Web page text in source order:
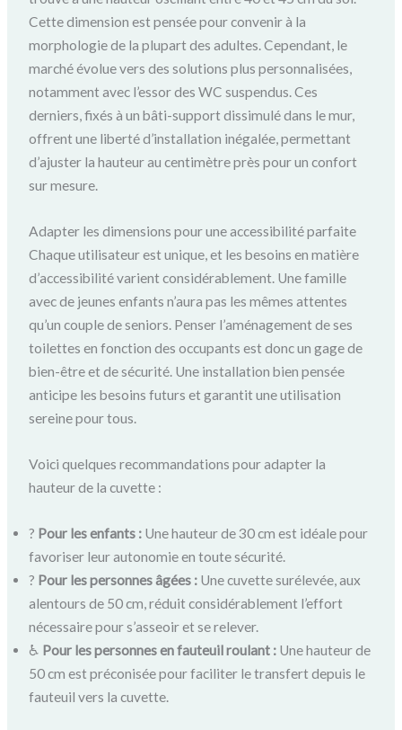
Cette dimension est pensée pour convenir à la
morphologie de la plupart des adultes. Cependant, le
marché évolue vers des solutions plus personnalisées,
notamment avec l’essor des WC suspendus. Ces
derniers, fixés à un bâti-support dissimulé dans le mur,
offrent une liberté d’installation inégalée, permettant
d’ajuster la hauteur au centimètre près pour un confort
sur mesure.
Adapter les dimensions pour une accessibilité parfaite
Chaque utilisateur est unique, et les besoins en matière
d’accessibilité varient considérablement. Une famille
avec de jeunes enfants n’aura pas les mêmes attentes
qu’un couple de seniors. Penser l’aménagement de ses
toilettes en fonction des occupants est donc un gage de
bien-être et de sécurité. Une installation bien pensée
anticipe les besoins futurs et garantit une utilisation
sereine pour tous.
Voici quelques recommandations pour adapter la
hauteur de la cuvette :
? Pour les enfants : Une hauteur de 30 cm est idéale pour
favoriser leur autonomie en toute sécurité.
? Pour les personnes âgées : Une cuvette surélevée, aux
alentours de 50 cm, réduit considérablement l’effort
nécessaire pour s’asseoir et se relever.
♿ Pour les personnes en fauteuil roulant : Une hauteur de
50 cm est préconisée pour faciliter le transfert depuis le
fauteuil vers la cuvette.